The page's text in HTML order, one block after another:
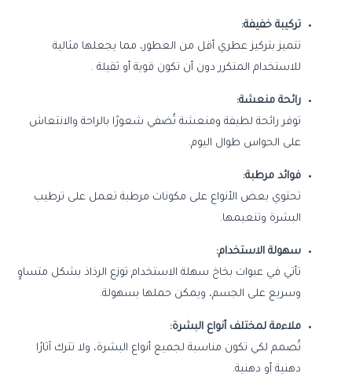
تركيبة خفيفة:
تتميز بتركيز عطري أقل من العطور، مما يجعلها مثالية
للاستخدام المتكرر دون أن تكون قوية أو ثقيلة .
رائحة منعشة:
توفر رائحة لطيفة ومنعشة تُضفي شعورًا بالراحة والانتعاش
على الحواس طوال اليوم.
فوائد مرطبة:
تحتوي بعض الأنواع على مكونات مرطبة تعمل على ترطيب
البشرة وتنعيمها.
سهولة الاستخدام:
تأتي في عبوات بخاخ سهلة الاستخدام توزع الرذاذ بشكل متساوٍ
وسريع على الجسم، ويمكن حملها بسهولة.
ملاءمة لمختلف أنواع البشرة:
تُصمم لكي تكون مناسبة لجميع أنواع البشرة، ولا تترك آثارًا
دهنية أو دهنية.